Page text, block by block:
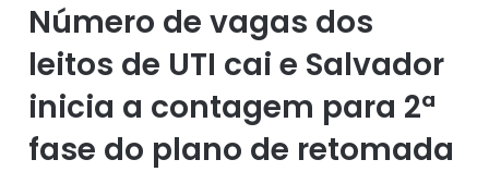
Número de vagas dos
leitos de UTI cai e Salvador
inicia a contagem para 2ª
fase do plano de retomada